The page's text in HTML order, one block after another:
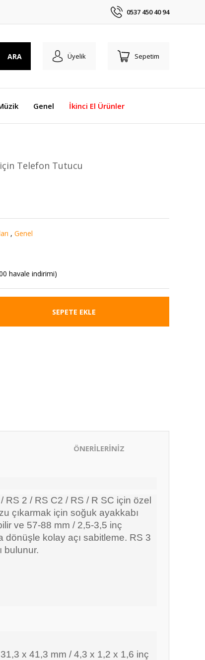
0537 450 40 94
ARA Üyelik Sepetim
Genel İkinci El Ürünler
Telefon Tutucu
, Genel
havale indirimi)
SEPETE EKLE
ÖNERİLERİNİZ
2 / RS C2 / RS / R SC için özel
çıkarmak için soğuk ayakkabı
ve 57-88 mm / 2,5-3,5 inç
dönüşle kolay açı sabitleme. RS 3
bulunur.
x 41,3 mm / 4,3 x 1,2 x 1,6 inç